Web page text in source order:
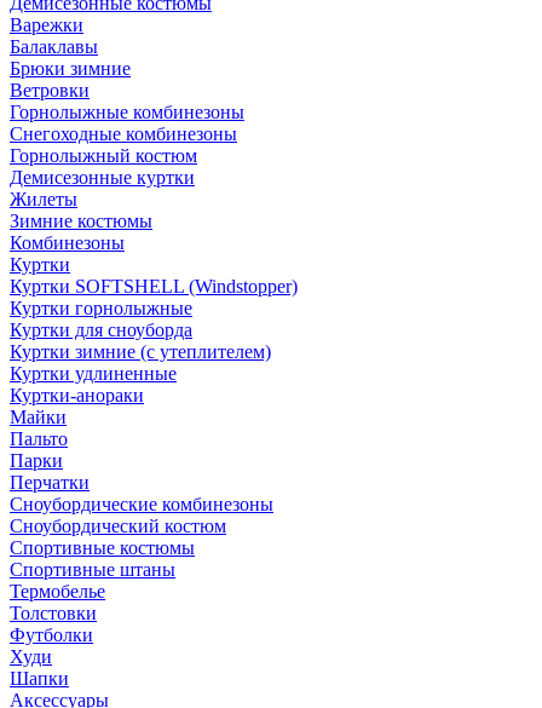
Варежки
Балаклавы
Брюки зимние
Ветровки
Горнолыжные комбинезоны
Снегоходные комбинезоны
Горнолыжный костюм
Демисезонные куртки
Жилеты
Зимние костюмы
Комбинезоны
Куртки
Куртки SOFTSHELL (Windstopper)
Куртки горнолыжные
Куртки для сноуборда
Куртки зимние (с утеплителем)
Куртки удлиненные
Куртки-анораки
Майки
Пальто
Парки
Перчатки
Сноубордические комбинезоны
Сноубордический костюм
Спортивные костюмы
Спортивные штаны
Термобелье
Толстовки
Футболки
Худи
Шапки
Аксессуары